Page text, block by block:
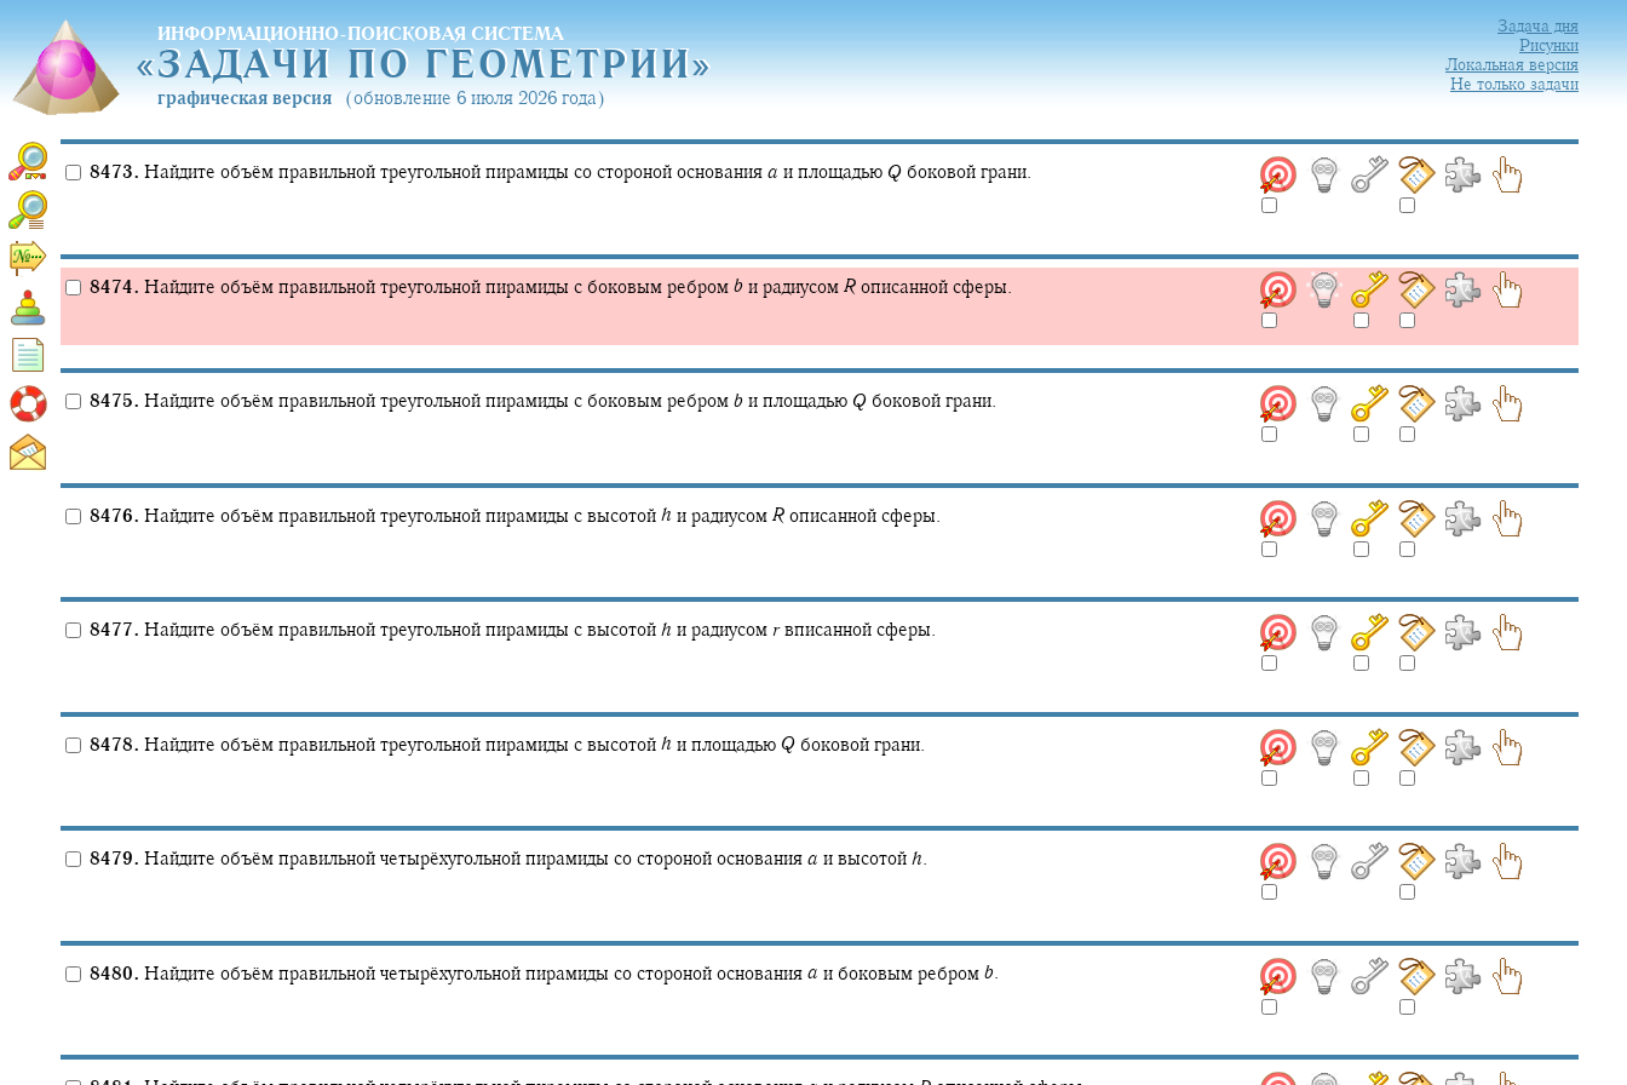
ИНФОРМАЦИОННО-ПОИСКОВАЯ СИСТЕМА
«ЗАДАЧИ ПО ГЕОМЕТРИИ»
«ЗАДАЧИ ПО ГЕОМЕТРИИ»
графическая версия (обновление 6 июля 2026 года)
Задача дня
Рисунки
Локальная версия
Не только задачи
8473. Найдите объём правильной треугольной пирамиды со стороной основания a и площадью Q боковой грани.
8474. Найдите объём правильной треугольной пирамиды с боковым ребром b и радиусом R описанной сферы.
8475. Найдите объём правильной треугольной пирамиды с боковым ребром b и площадью Q боковой грани.
8476. Найдите объём правильной треугольной пирамиды с высотой h и радиусом R описанной сферы.
8477. Найдите объём правильной треугольной пирамиды с высотой h и радиусом rвписанной сферы.
8478. Найдите объём правильной треугольной пирамиды с высотой h и площадью Q боковой грани.
8479. Найдите объём правильной четырёхугольной пирамиды со стороной основания a и высотой h.
8480. Найдите объём правильной четырёхугольной пирамиды со стороной основания a и боковым ребром b.